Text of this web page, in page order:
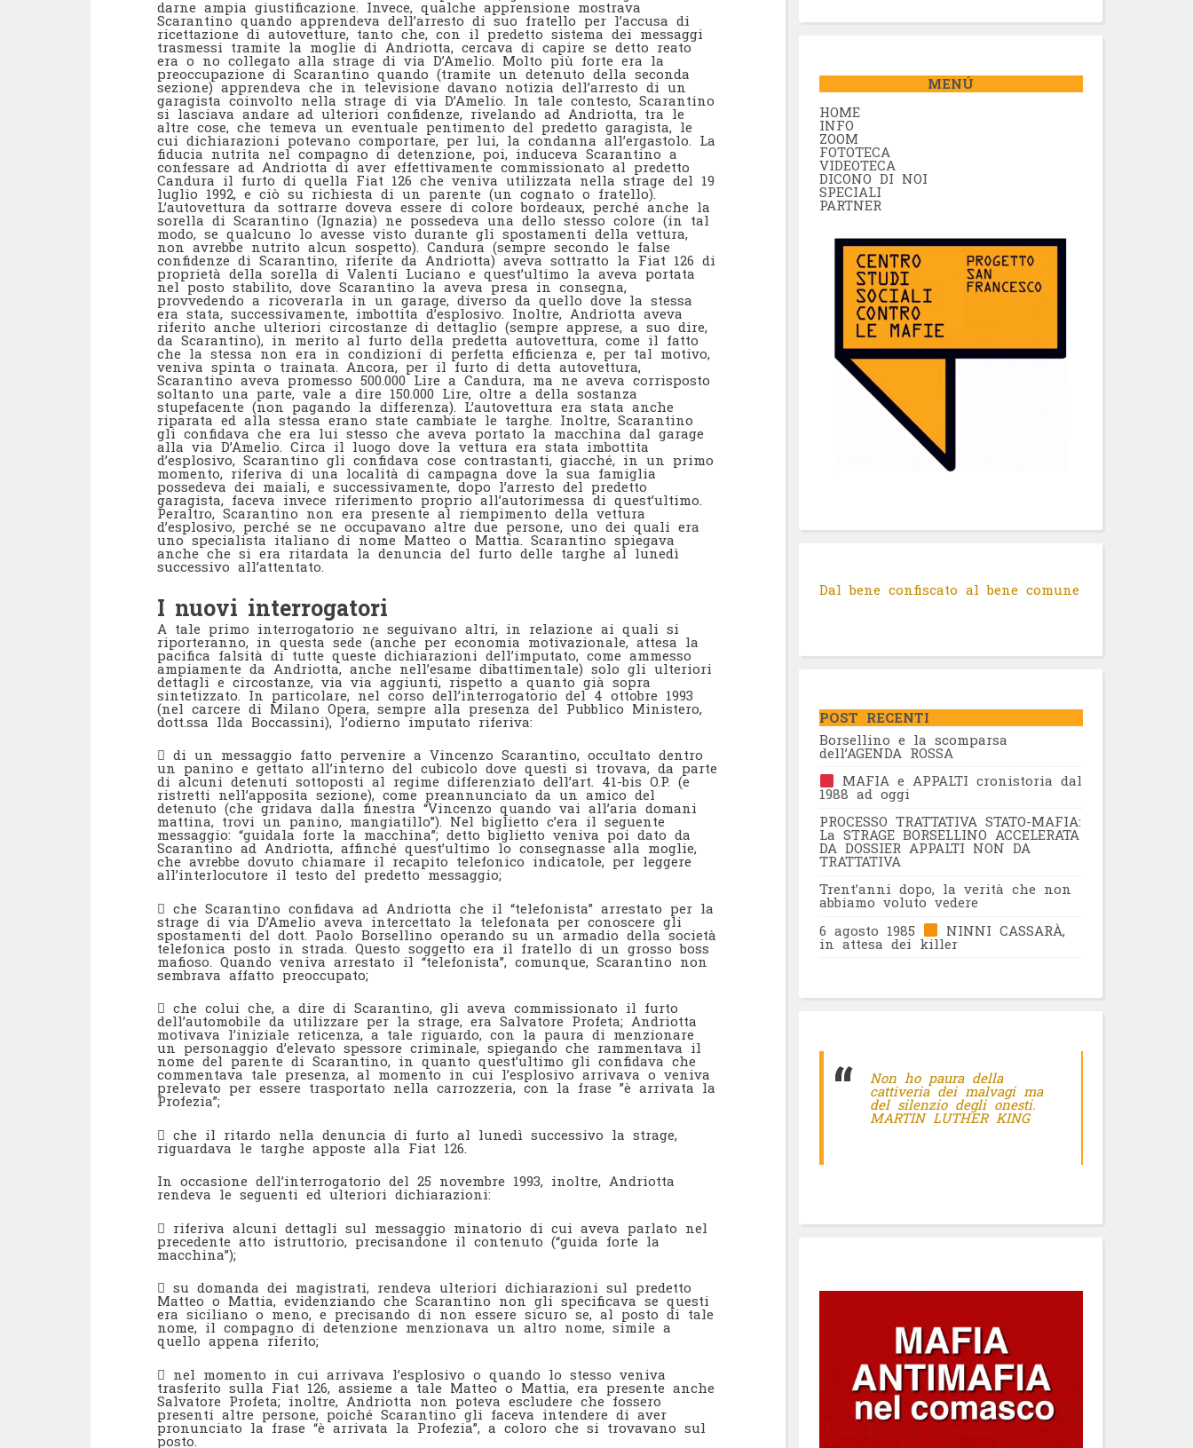
darne ampia giustificazione. Invece, qualche apprensione mostrava
Scarantino quando apprendeva dell’arresto di suo fratello per l’accusa di
ricettazione di autovetture, tanto che, con il predetto sistema dei messaggi
trasmessi tramite la moglie di Andriotta, cercava di capire se detto reato
era o no collegato alla strage di via D’Amelio. Molto più forte era la
preoccupazione di Scarantino quando (tramite un detenuto della seconda
sezione) apprendeva che in televisione davano notizia dell’arresto di un
garagista coinvolto nella strage di via D’Amelio. In tale contesto, Scarantino
si lasciava andare ad ulteriori confidenze, rivelando ad Andriotta, tra le
altre cose, che temeva un eventuale pentimento del predetto garagista, le
cui dichiarazioni potevano comportare, per lui, la condanna all’ergastolo. La
fiducia nutrita nel compagno di detenzione, poi, induceva Scarantino a
confessare ad Andriotta di aver effettivamente commissionato al predetto
Candura il furto di quella Fiat 126 che veniva utilizzata nella strage del 19
luglio 1992, e ciò su richiesta di un parente (un cognato o fratello).
L’autovettura da sottrarre doveva essere di colore bordeaux, perché anche la
sorella di Scarantino (Ignazia) ne possedeva una dello stesso colore (in tal
modo, se qualcuno lo avesse visto durante gli spostamenti della vettura,
non avrebbe nutrito alcun sospetto). Candura (sempre secondo le false
confidenze di Scarantino, riferite da Andriotta) aveva sottratto la Fiat 126 di
proprietà della sorella di Valenti Luciano e quest’ultimo la aveva portata
nel posto stabilito, dove Scarantino la aveva presa in consegna,
provvedendo a ricoverarla in un garage, diverso da quello dove la stessa
era stata, successivamente, imbottita d’esplosivo. Inoltre, Andriotta aveva
riferito anche ulteriori circostanze di dettaglio (sempre apprese, a suo dire,
da Scarantino), in merito al furto della predetta autovettura, come il fatto
che la stessa non era in condizioni di perfetta efficienza e, per tal motivo,
veniva spinta o trainata. Ancora, per il furto di detta autovettura,
Scarantino aveva promesso 500.000 Lire a Candura, ma ne aveva corrisposto
soltanto una parte, vale a dire 150.000 Lire, oltre a della sostanza
stupefacente (non pagando la differenza). L’autovettura era stata anche
riparata ed alla stessa erano state cambiate le targhe. Inoltre, Scarantino
gli confidava che era lui stesso che aveva portato la macchina dal garage
alla via D’Amelio. Circa il luogo dove la vettura era stata imbottita
d’esplosivo, Scarantino gli confidava cose contrastanti, giacché, in un primo
momento, riferiva di una località di campagna dove la sua famiglia
possedeva dei maiali, e successivamente, dopo l’arresto del predetto
garagista, faceva invece riferimento proprio all’autorimessa di quest’ultimo.
Peraltro, Scarantino non era presente al riempimento della vettura
d’esplosivo, perché se ne occupavano altre due persone, uno dei quali era
uno specialista italiano di nome Matteo o Mattia. Scarantino spiegava
anche che si era ritardata la denuncia del furto delle targhe al lunedì
successivo all’attentato.
I nuovi interrogatori
A tale primo interrogatorio ne seguivano altri, in relazione ai quali si
riporteranno, in questa sede (anche per economia motivazionale, attesa la
pacifica falsità di tutte queste dichiarazioni dell’imputato, come ammesso
ampiamente da Andriotta, anche nell’esame dibattimentale) solo gli ulteriori
dettagli e circostanze, via via aggiunti, rispetto a quanto già sopra
sintetizzato. In particolare, nel corso dell’interrogatorio del 4 ottobre 1993
(nel carcere di Milano Opera, sempre alla presenza del Pubblico Ministero,
dott.ssa Ilda Boccassini), l’odierno imputato riferiva:
 di un messaggio fatto pervenire a Vincenzo Scarantino, occultato dentro
un panino e gettato all’interno del cubicolo dove questi si trovava, da parte
di alcuni detenuti sottoposti al regime differenziato dell’art. 41-bis O.P. (e
ristretti nell’apposita sezione), come preannunciato da un amico del
detenuto (che gridava dalla finestra “Vincenzo quando vai all’aria domani
mattina, trovi un panino, mangiatillo”). Nel biglietto c’era il seguente
messaggio: “guidala forte la macchina”; detto biglietto veniva poi dato da
Scarantino ad Andriotta, affinché quest’ultimo lo consegnasse alla moglie,
che avrebbe dovuto chiamare il recapito telefonico indicatole, per leggere
all’interlocutore il testo del predetto messaggio;
 che Scarantino confidava ad Andriotta che il “telefonista” arrestato per la
strage di via D’Amelio aveva intercettato la telefonata per conoscere gli
spostamenti del dott. Paolo Borsellino operando su un armadio della società
telefonica posto in strada. Questo soggetto era il fratello di un grosso boss
mafioso. Quando veniva arrestato il “telefonista”, comunque, Scarantino non
sembrava affatto preoccupato;
 che colui che, a dire di Scarantino, gli aveva commissionato il furto
dell’automobile da utilizzare per la strage, era Salvatore Profeta; Andriotta
motivava l’iniziale reticenza, a tale riguardo, con la paura di menzionare
un personaggio d’elevato spessore criminale, spiegando che rammentava il
nome del parente di Scarantino, in quanto quest’ultimo gli confidava che
commentava tale presenza, al momento in cui l’esplosivo arrivava o veniva
prelevato per essere trasportato nella carrozzeria, con la frase ”è arrivata la
Profezia”;
 che il ritardo nella denuncia di furto al lunedì successivo la strage,
riguardava le targhe apposte alla Fiat 126.
In occasione dell’interrogatorio del 25 novembre 1993, inoltre, Andriotta
rendeva le seguenti ed ulteriori dichiarazioni:
 riferiva alcuni dettagli sul messaggio minatorio di cui aveva parlato nel
precedente atto istruttorio, precisandone il contenuto (“guida forte la
macchina”);
 su domanda dei magistrati, rendeva ulteriori dichiarazioni sul predetto
Matteo o Mattia, evidenziando che Scarantino non gli specificava se questi
era siciliano o meno, e precisando di non essere sicuro se, al posto di tale
nome, il compagno di detenzione menzionava un altro nome, simile a
quello appena riferito;
 nel momento in cui arrivava l’esplosivo o quando lo stesso veniva
trasferito sulla Fiat 126, assieme a tale Matteo o Mattia, era presente anche
Salvatore Profeta; inoltre, Andriotta non poteva escludere che fossero
presenti altre persone, poiché Scarantino gli faceva intendere di aver
pronunciato la frase “è arrivata la Profezia”, a coloro che si trovavano sul
posto.
MENÚ
HOME
INFO
ZOOM
FOTOTECA
VIDEOTECA
DICONO DI NOI
SPECIALI
PARTNER
Dal bene confiscato al bene comune
POST RECENTI
Borsellino e la scomparsa
dell’AGENDA ROSSA
MAFIA e APPALTI cronistoria dal
1988 ad oggi
PROCESSO TRATTATIVA STATO-MAFIA:
La STRAGE BORSELLINO ACCELERATA
DA DOSSIER APPALTI NON DA
TRATTATIVA
Trent’anni dopo, la verità che non
abbiamo voluto vedere
6 agosto 1985
NINNI CASSARÀ,
in attesa dei killer
Non ho paura della
cattiveria dei malvagi ma
del silenzio degli onesti.
MARTIN LUTHER KING